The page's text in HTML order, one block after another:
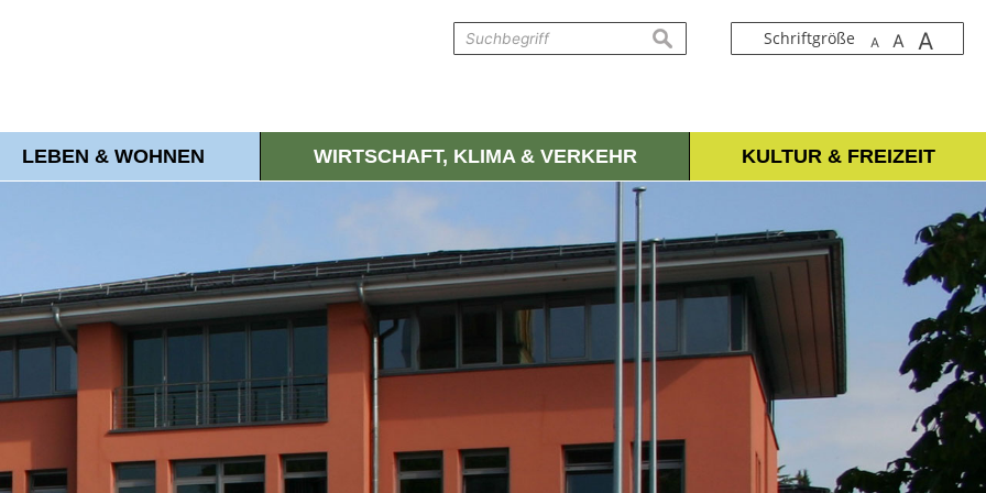
Schriftgröße A A A
suchen
LEBEN & WOHNEN WIRTSCHAFT, KLIMA & VERKEHR KULTUR & FREIZEIT